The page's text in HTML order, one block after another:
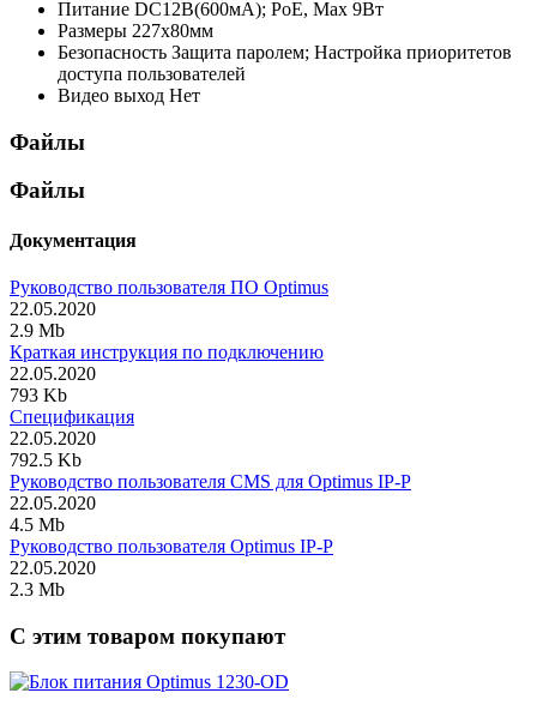
Питание DC12В(600мА); РоЕ, Мах 9Вт
Размеры 227х80мм
Безопасность Защита паролем; Настройка приоритетов
доступа пользователей
Видео выход Нет
Файлы
Файлы
Документация
Руководство пользователя ПО Optimus
22.05.2020
2.9 Mb
Краткая инструкция по подключению
22.05.2020
793 Kb
Спецификация
22.05.2020
792.5 Kb
Руководство пользователя CMS для Optimus IP-P
22.05.2020
4.5 Mb
Руководство пользователя Optimus IP-P
22.05.2020
2.3 Mb
C этим товаром покупают